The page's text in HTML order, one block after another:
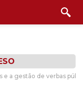
e a gestão de verbas